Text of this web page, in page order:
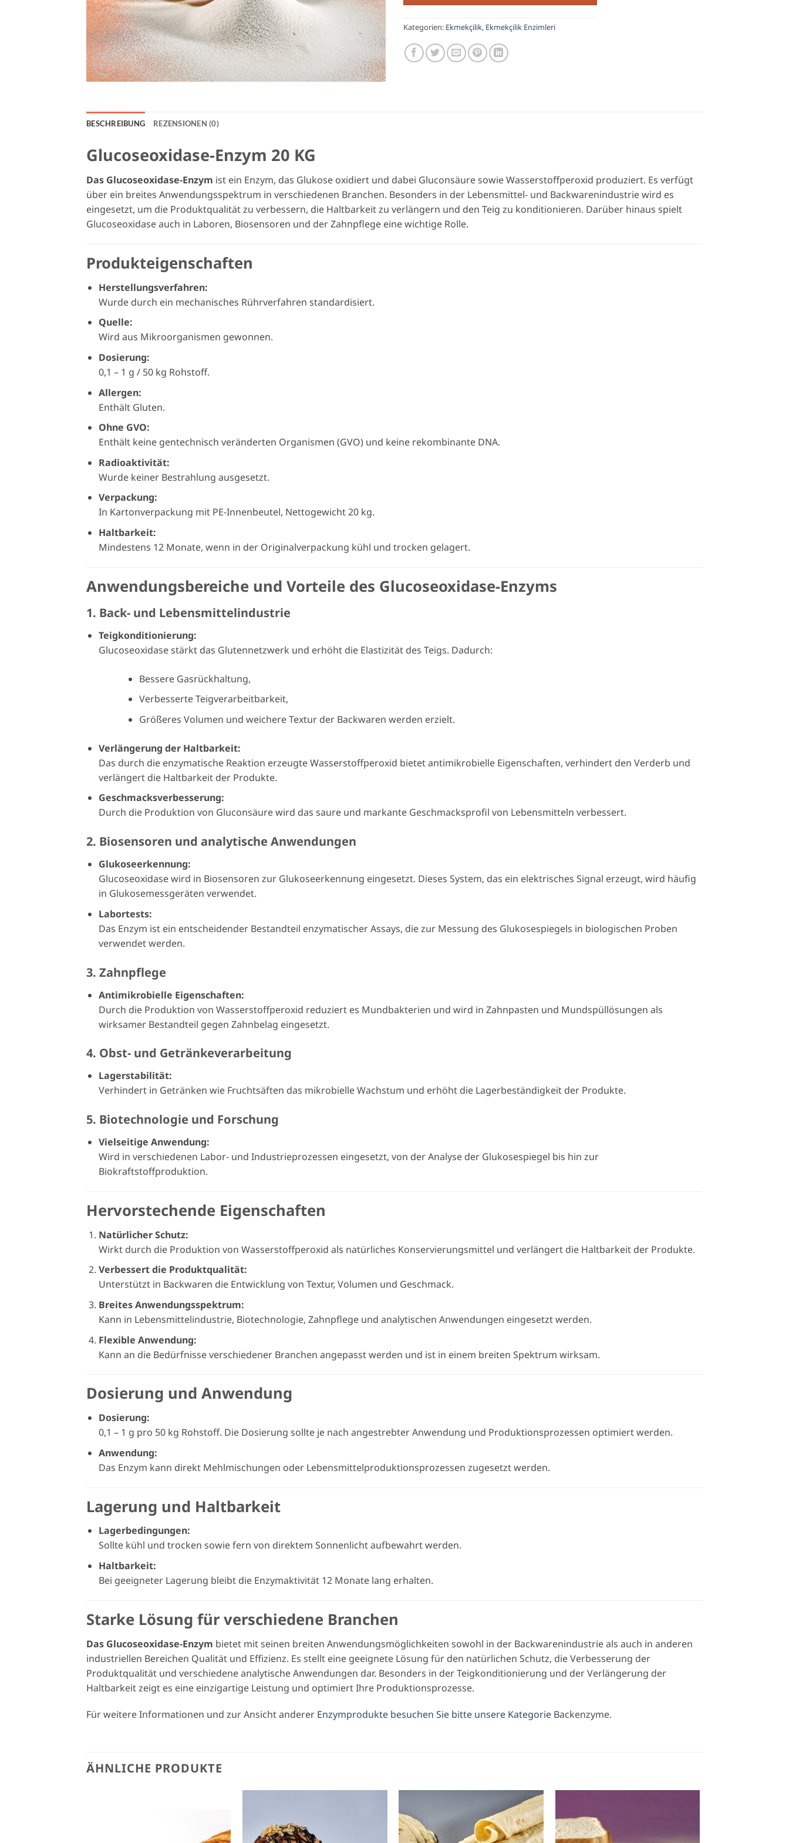
Kategorien: Ekmekçilik, Ekmekçilik Enzimleri
BESCHREIBUNG REZENSIONEN (0)
Glucoseoxidase-Enzym 20 KG
Das Glucoseoxidase-Enzym ist ein Enzym, das Glukose oxidiert und dabei Gluconsäure sowie Wasserstoffperoxid produziert. Es verfügt
über ein breites Anwendungsspektrum in verschiedenen Branchen. Besonders in der Lebensmittel- und Backwarenindustrie wird es
eingesetzt, um die Produktqualität zu verbessern, die Haltbarkeit zu verlängern und den Teig zu konditionieren. Darüber hinaus spielt
Glucoseoxidase auch in Laboren, Biosensoren und der Zahnpflege eine wichtige Rolle.
Produkteigenschaften
Herstellungsverfahren:
Wurde durch ein mechanisches Rührverfahren standardisiert.
Quelle:
Wird aus Mikroorganismen gewonnen.
Dosierung:
0,1 – 1 g / 50 kg Rohstoff.
Allergen:
Enthält Gluten.
Ohne GVO:
Enthält keine gentechnisch veränderten Organismen (GVO) und keine rekombinante DNA.
Radioaktivität:
Wurde keiner Bestrahlung ausgesetzt.
Verpackung:
In Kartonverpackung mit PE-Innenbeutel, Nettogewicht 20 kg.
Haltbarkeit:
Mindestens 12 Monate, wenn in der Originalverpackung kühl und trocken gelagert.
Anwendungsbereiche und Vorteile des Glucoseoxidase-Enzyms
1. Back- und Lebensmittelindustrie
Teigkonditionierung:
Glucoseoxidase stärkt das Glutennetzwerk und erhöht die Elastizität des Teigs. Dadurch:
Bessere Gasrückhaltung,
Verbesserte Teigverarbeitbarkeit,
Größeres Volumen und weichere Textur der Backwaren werden erzielt.
Verlängerung der Haltbarkeit:
Das durch die enzymatische Reaktion erzeugte Wasserstoffperoxid bietet antimikrobielle Eigenschaften, verhindert den Verderb und
verlängert die Haltbarkeit der Produkte.
Geschmacksverbesserung:
Durch die Produktion von Gluconsäure wird das saure und markante Geschmacksprofil von Lebensmitteln verbessert.
2. Biosensoren und analytische Anwendungen
Glukoseerkennung:
Glucoseoxidase wird in Biosensoren zur Glukoseerkennung eingesetzt. Dieses System, das ein elektrisches Signal erzeugt, wird häufig
in Glukosemessgeräten verwendet.
Labortests:
Das Enzym ist ein entscheidender Bestandteil enzymatischer Assays, die zur Messung des Glukosespiegels in biologischen Proben
verwendet werden.
3. Zahnpflege
Antimikrobielle Eigenschaften:
Durch die Produktion von Wasserstoffperoxid reduziert es Mundbakterien und wird in Zahnpasten und Mundspüllösungen als
wirksamer Bestandteil gegen Zahnbelag eingesetzt.
4. Obst- und Getränkeverarbeitung
Lagerstabilität:
Verhindert in Getränken wie Fruchtsäften das mikrobielle Wachstum und erhöht die Lagerbeständigkeit der Produkte.
5. Biotechnologie und Forschung
Vielseitige Anwendung:
Wird in verschiedenen Labor- und Industrieprozessen eingesetzt, von der Analyse der Glukosespiegel bis hin zur
Biokraftstoffproduktion.
Hervorstechende Eigenschaften
Natürlicher Schutz:
Wirkt durch die Produktion von Wasserstoffperoxid als natürliches Konservierungsmittel und verlängert die Haltbarkeit der Produkte.
Verbessert die Produktqualität:
Unterstützt in Backwaren die Entwicklung von Textur, Volumen und Geschmack.
Breites Anwendungsspektrum:
Kann in Lebensmittelindustrie, Biotechnologie, Zahnpflege und analytischen Anwendungen eingesetzt werden.
Flexible Anwendung:
Kann an die Bedürfnisse verschiedener Branchen angepasst werden und ist in einem breiten Spektrum wirksam.
Dosierung und Anwendung
Dosierung:
0,1 – 1 g pro 50 kg Rohstoff. Die Dosierung sollte je nach angestrebter Anwendung und Produktionsprozessen optimiert werden.
Anwendung:
Das Enzym kann direkt Mehlmischungen oder Lebensmittelproduktionsprozessen zugesetzt werden.
Lagerung und Haltbarkeit
Lagerbedingungen:
Sollte kühl und trocken sowie fern von direktem Sonnenlicht aufbewahrt werden.
Haltbarkeit:
Bei geeigneter Lagerung bleibt die Enzymaktivität 12 Monate lang erhalten.
Starke Lösung für verschiedene Branchen
Das Glucoseoxidase-Enzym bietet mit seinen breiten Anwendungsmöglichkeiten sowohl in der Backwarenindustrie als auch in anderen
industriellen Bereichen Qualität und Effizienz. Es stellt eine geeignete Lösung für den natürlichen Schutz, die Verbesserung der
Produktqualität und verschiedene analytische Anwendungen dar. Besonders in der Teigkonditionierung und der Verlängerung der
Haltbarkeit zeigt es eine einzigartige Leistung und optimiert Ihre Produktionsprozesse.
Für weitere Informationen und zur Ansicht anderer Enzymprodukte besuchen Sie bitte unsere Kategorie Backenzyme.
ÄHNLICHE PRODUKTE